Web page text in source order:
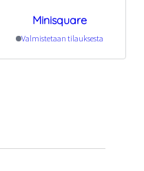
Minisquare
Valmistetaan tilauksesta